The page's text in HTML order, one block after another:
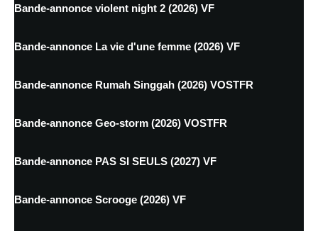
Bande-annonce violent night 2 (2026) VF
Bande-annonce La vie d'une femme (2026) VF
Bande-annonce Rumah Singgah (2026) VOSTFR
Bande-annonce Geo-storm (2026) VOSTFR
Bande-annonce PAS SI SEULS (2027) VF
Bande-annonce Scrooge (2026) VF